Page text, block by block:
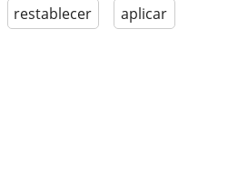
restablecer aplicar